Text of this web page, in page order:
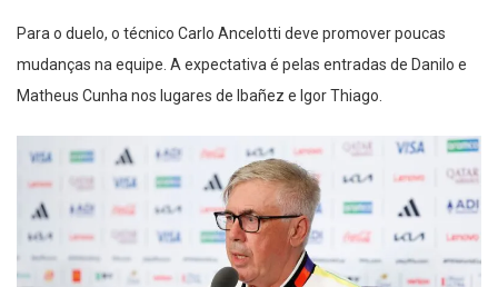
Para o duelo, o técnico Carlo Ancelotti deve promover poucas
mudanças na equipe. A expectativa é pelas entradas de Danilo e
Matheus Cunha nos lugares de Ibañez e Igor Thiago.